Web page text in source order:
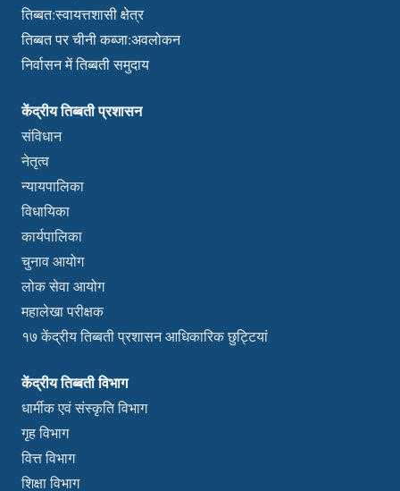
तिब्बत:स्वायत्तशासी क्षेत्र
तिब्बत पर चीनी कब्जा:अवलोकन
निर्वासन में तिब्बती समुदाय
केंद्रीय तिब्बती प्रशासन
संविधान
नेतृत्व
न्यायपालिका
विधायिका
कार्यपालिका
चुनाव आयोग
लोक सेवा आयोग
महालेखा परीक्षक
१७ केंद्रीय तिब्बती प्रशासन आधिकारिक छुट्टियां
केंद्रीय तिब्बती विभाग
धार्मीक एवं संस्कृति विभाग
गृह विभाग
वित्त विभाग
शिक्षा विभाग